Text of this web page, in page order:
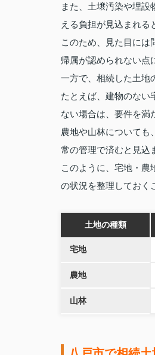
また、土壌汚染や埋
える負担が見込まれる
このため、見た目には
帰属が認められない点
一方で、相続した土地
たとえば、建物のない
ない場合は、要件を満
農地や山林についても
常の管理で済むと見込
このように、宅地・農
の状況を整理しておく
土地の種類
宅地
農地
山林